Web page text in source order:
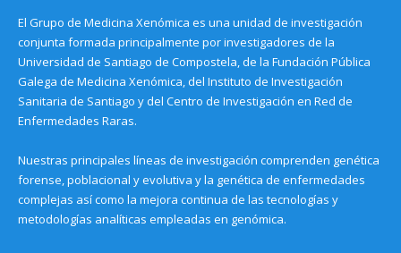
El Grupo de Medicina Xenómica es una unidad de investigación
conjunta formada principalmente por investigadores de la
Universidad de Santiago de Compostela, de la Fundación Pública
Galega de Medicina Xenómica, del Instituto de Investigación
Sanitaria de Santiago y del Centro de Investigación en Red de
Enfermedades Raras.
Nuestras principales líneas de investigación comprenden genética
forense, poblacional y evolutiva y la genética de enfermedades
complejas así como la mejora continua de las tecnologías y
metodologías analíticas empleadas en genómica.